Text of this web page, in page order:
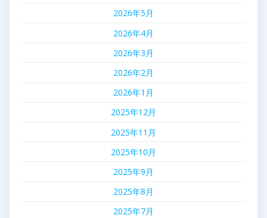
2026年5月
2026年4月
2026年3月
2026年2月
2026年1月
2025年12月
2025年11月
2025年10月
2025年9月
2025年8月
2025年7月